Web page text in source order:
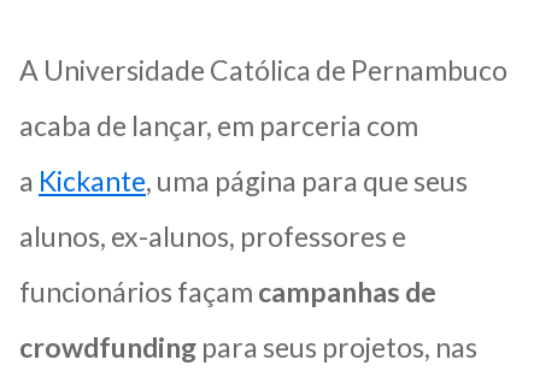
A Universidade Católica de Pernambuco
acaba de lançar, em parceria com
a Kickante, uma página para que seus
alunos, ex-alunos, professores e
funcionários façam campanhas de
crowdfunding para seus projetos, nas